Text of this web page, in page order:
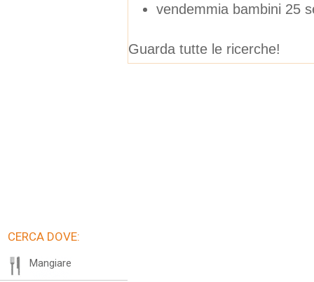
vendemmia bambini 25
Guarda tutte le ricerche!
CERCA DOVE:
Mangiare